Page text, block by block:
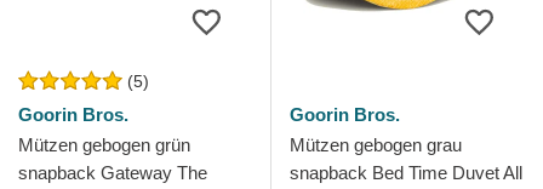
(5)
Goorin Bros.
Mützen gebogen grün
snapback Gateway The
Goorin Bros.
Mützen gebogen grau
snapback Bed Time Duvet All